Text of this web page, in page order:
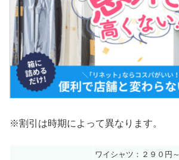
※割引は時期によって異なります。
ワイシャツ：２９０円～